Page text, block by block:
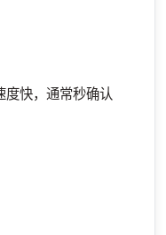
度快，通常秒确认